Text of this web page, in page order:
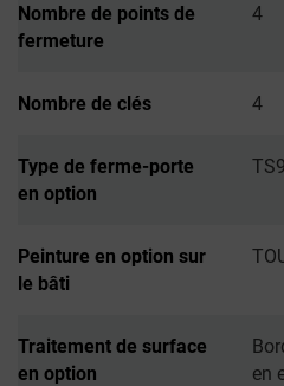
Nombre de points de
fermeture
4
Nombre de clés 4
Type de ferme-porte
en option
Peinture en option sur
le bâti
Traitement de surface
en option
en